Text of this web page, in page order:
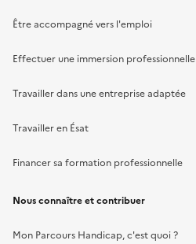
Être accompagné vers l'emploi
Effectuer une immersion professionnelle
Travailler dans une entreprise adaptée
Travailler en Ésat
Financer sa formation professionnelle
Nous connaître et contribuer
Mon Parcours Handicap, c'est quoi ?